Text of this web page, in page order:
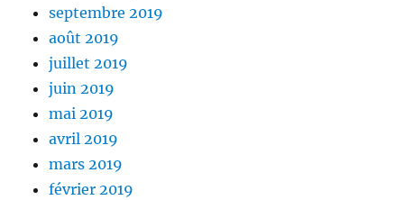
septembre 2019
août 2019
juillet 2019
juin 2019
mai 2019
avril 2019
mars 2019
février 2019